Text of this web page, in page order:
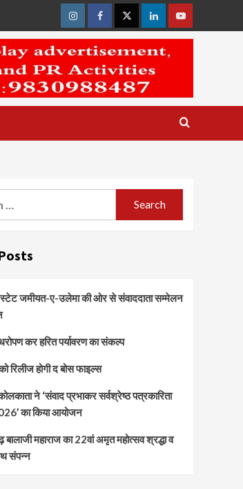
InstagramFacebookTwitterLinkedinYoutube
जमीयत-ए-उलेमा की ओर से संवाददाता सम्मेलन
कर हरित पर्यावरण का संकल्प
रिलीज होगी द बोस फाइल्स
ने ‘संवाद प्रभाकर सर्वश्रेष्ठ पत्रकारिता
का किया आयोजन
महाराज का 22वां अमृत महोत्सव श्रद्धा व
संपन्न